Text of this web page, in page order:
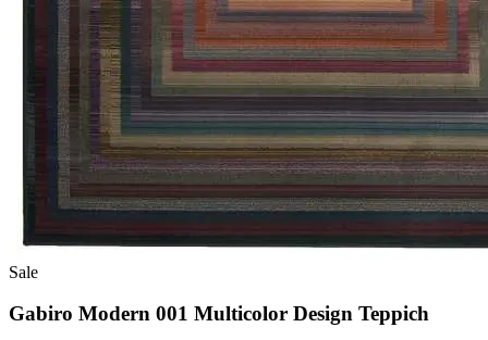
Sale
Gabiro Modern 001 Multicolor Design Teppich